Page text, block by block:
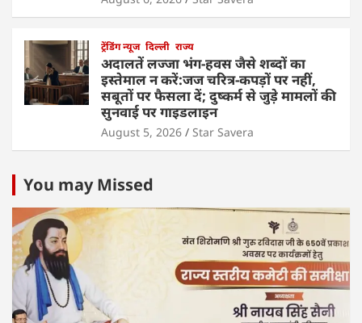
ट्रेंडिंग न्यूज दिल्ली राज्य
अदालतें लज्जा भंग-हवस जैसे शब्दों का
इस्तेमाल न करें:जज चरित्र-कपड़ों पर नहीं,
सबूतों पर फैसला दें; दुष्कर्म से जुड़े मामलों की
सुनवाई पर गाइडलाइन
August 5, 2026 Star Savera
You may Missed